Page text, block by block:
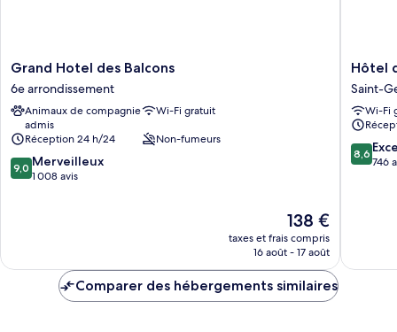
Grand
Hotel
des
Balcons
arrondissement
Grand Hotel des Balcons
6e arrondissement
Animaux de compagnie
admis
Wi-Fi gratuit
Réception 24 h/24
Non-fumeurs
9.0
sur
9,0 Merveilleux
1 008 avis
Le
nouveau
prix
de
138 €
taxes et frais compris
16 août - 17 août
Hôtel
de
Suez
Saint-
des-
Prés
Hôtel
Saint-
Wi-Fi
8.6
sur
8,6
746
Comparer des hébergements similaires